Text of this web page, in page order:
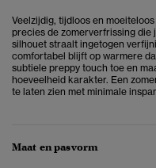
Veelzijdig, tijdloos en
precies de zomerverfrissing
silhouet straalt ingetogen
comfortabel blijft op warmere
subtiele preppy touch toe en
hoeveelheid karakter. Een
te laten zien met minimale
Maat en pasvorm